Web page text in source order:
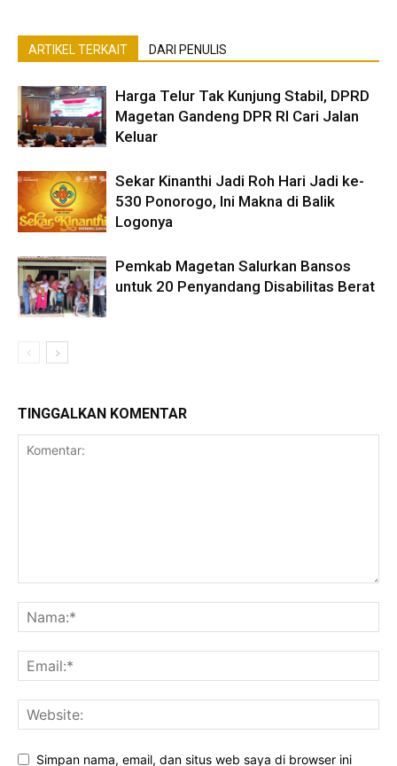
ARTIKEL TERKAIT DARI PENULIS
Harga Telur Tak Kunjung Stabil, DPRD
Magetan Gandeng DPR RI Cari Jalan
Keluar
Sekar Kinanthi Jadi Roh Hari Jadi ke-
530 Ponorogo, Ini Makna di Balik
Logonya
Pemkab Magetan Salurkan Bansos
untuk 20 Penyandang Disabilitas Berat
TINGGALKAN KOMENTAR
Simpan nama, email, dan situs web saya di browser ini